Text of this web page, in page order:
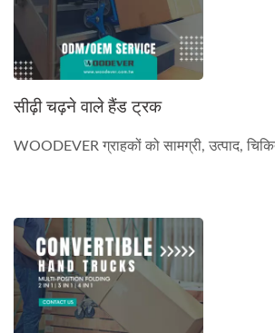
सीढ़ी चढ़ने वाले हैंड ट्रक
WOODEVER ग्राहकों को सामग्री, उत्पाद,